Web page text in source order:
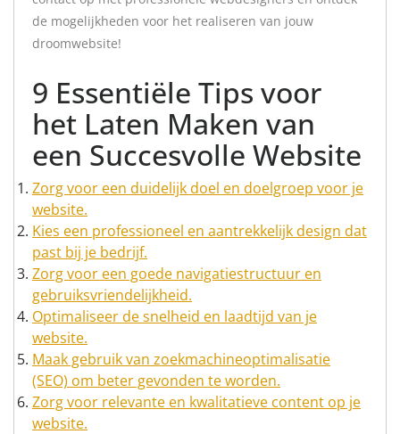
de mogelijkheden voor het realiseren van jouw
droomwebsite!
9 Essentiële Tips voor
het Laten Maken van
een Succesvolle Website
Zorg voor een duidelijk doel en doelgroep voor je
website.
Kies een professioneel en aantrekkelijk design dat
past bij je bedrijf.
Zorg voor een goede navigatiestructuur en
gebruiksvriendelijkheid.
Optimaliseer de snelheid en laadtijd van je
website.
Maak gebruik van zoekmachineoptimalisatie
(SEO) om beter gevonden te worden.
Zorg voor relevante en kwalitatieve content op je
website.